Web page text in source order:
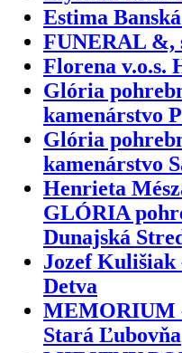
Estima
FUNERAL &,
Florena v.o.s.
Glória
kamenárstvo
Glória
kamenárstvo
Henrieta
GLÓRIA
Dunajská
Jozef Kulišiak
Detva
MEMORIUM
Stará Ľubovňa